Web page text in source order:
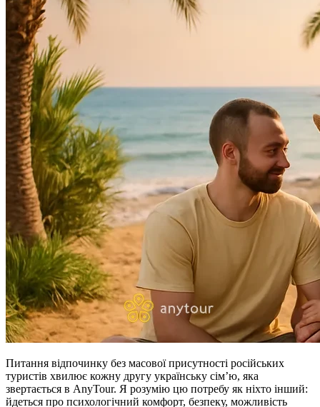
Питання відпочинку без масової присутності російських
туристів хвилює кожну другу українську сімʼю, яка
звертається в AnyTour. Я розумію цю потребу як ніхто інший:
йдеться про психологічний комфорт, безпеку, можливість